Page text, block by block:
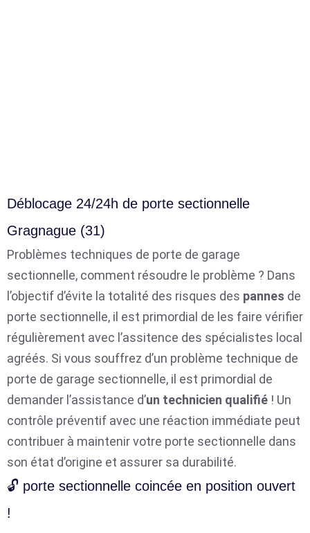
Déblocage 24/24h de porte sectionnelle
Gragnague (31)
Problèmes techniques de porte de garage
sectionnelle, comment résoudre le problème ? Dans
l’objectif d’évite la totalité des risques des pannes de
porte sectionnelle, il est primordial de les faire vérifier
régulièrement avec l’assitence des spécialistes local
agréés. Si vous souffrez d’un problème technique de
porte de garage sectionnelle, il est primordial de
demander l’assistance d’un technicien qualifié ! Un
contrôle préventif avec une réaction immédiate peut
contribuer à maintenir votre porte sectionnelle dans
son état d’origine et assurer sa durabilité.
🔓 porte sectionnelle coincée en position ouvert
!